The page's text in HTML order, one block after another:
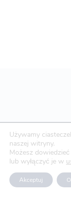
Używamy
naszej witryny.
Możesz
lub wyłączyć je w
Akceptuj